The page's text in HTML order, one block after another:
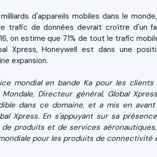
d'appareils mobiles dans le
trafic de données devrait croître d'un
on estime que 71% de tout le trafic
Xpress, Honeywell est dans une
expansion.
mondial en bande Ka pour les
Mondale, Directeur général, Global
dans ce domaine, et a mis en
Xpress. En s'appuyant sur sa
produits et de services
pour les produits de connectivité